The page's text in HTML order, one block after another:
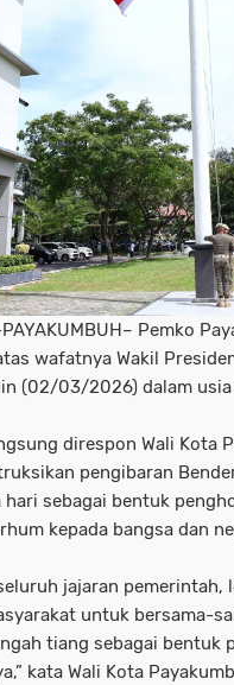
Pemko
wafatnya Wakil
(02/03/2026) dalam
direspon Wali Kota
pengibaran
sebagai bentuk
kepada bangsa dan
jajaran pemerintah,
untuk bersama-
tiang sebagai bentuk
kata Wali Kota